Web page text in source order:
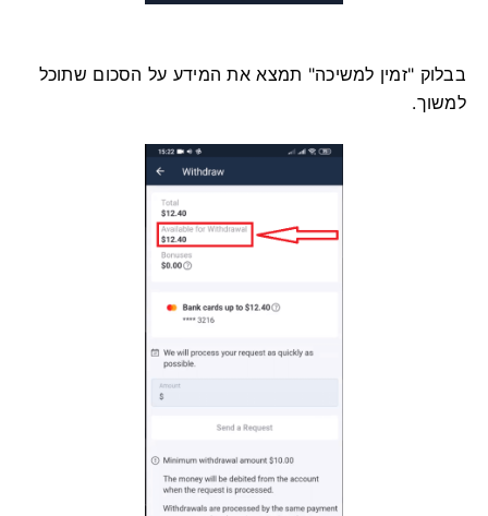
בבלוק "זמין למשיכה" תמצא את המידע על הסכום שתוכל
למשוך.